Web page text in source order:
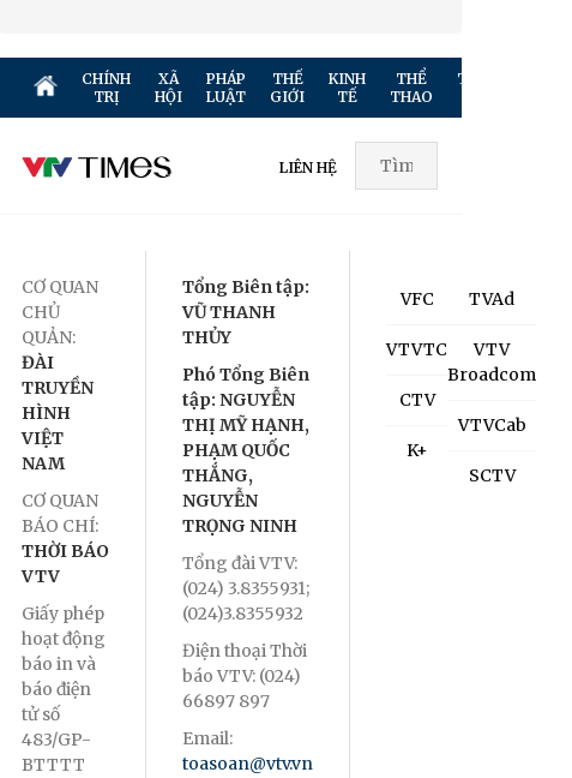
CHÍNH
TRỊ
XÃ
HỘI
PHÁP
LUẬT
THẾ
GIỚI
KINH
TẾ
THỂ
THAO
TRUYỀN
LIÊN HỆ
CƠ QUAN
CHỦ
QUẢN:
ĐÀI
TRUYỀN
HÌNH
VIỆT
NAM
CƠ QUAN
BÁO CHÍ:
THỜI BÁO
VTV
Giấy phép
hoạt động
báo in và
báo điện
tử số
483/GP-
BTTTT
Tổng Biên tập:
VŨ THANH
THỦY
Phó Tổng Biên
tập: NGUYỄN
THỊ MỸ HẠNH,
PHẠM QUỐC
THẮNG,
NGUYỄN
TRỌNG NINH
Tổng đài VTV:
(024) 3.8355931;
(024)3.8355932
Điện thoại Thời
báo VTV: (024)
66897 897
Email:
toasoan@vtv.vn
VFC
VTVTC
CTV
K+
TVAd
VTV
Broadcom
VTVCab
SCTV